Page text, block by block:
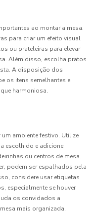
ao montar a mesa.
para criar um efeito visual
ou prateleiras para elevar
Além disso, escolha pratos
A disposição dos
os itens semelhantes e
harmoniosa.
ambiente festivo. Utilize
escolhido e adicione
ou centros de mesa.
podem ser espalhados pela
considere usar etiquetas
especialmente se houver
os convidados a
mais organizada.